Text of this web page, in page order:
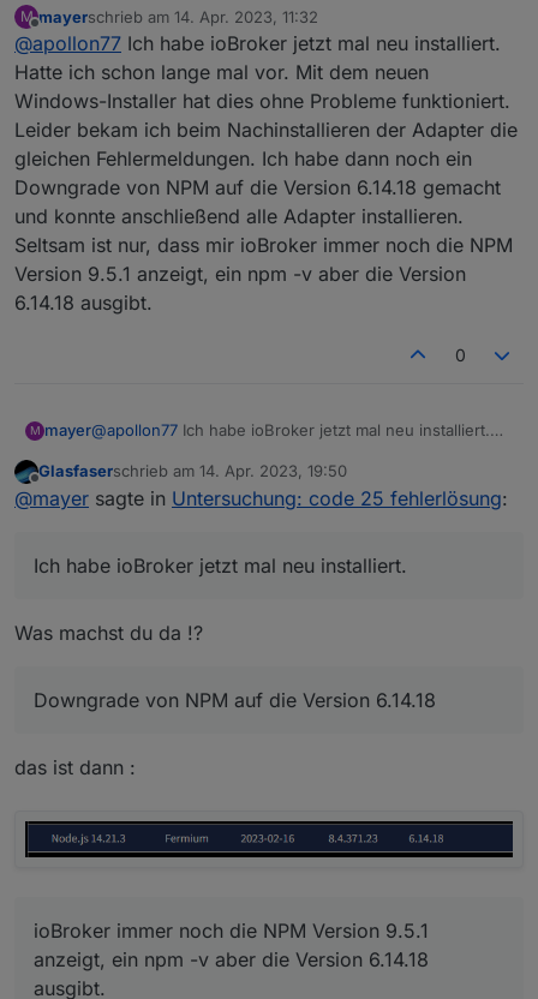
M
Offline
mayerschrieb am 14. Apr. 2023, 11:32
zuletzt editiert von
@apollon77 Ich habe ioBroker jetzt mal neu installiert.
Hatte ich schon lange mal vor. Mit dem neuen
Windows-Installer hat dies ohne Probleme funktioniert.
Leider bekam ich beim Nachinstallieren der Adapter die
gleichen Fehlermeldungen. Ich habe dann noch ein
Downgrade von NPM auf die Version 6.14.18 gemacht
und konnte anschließend alle Adapter installieren.
Seltsam ist nur, dass mir ioBroker immer noch die NPM
Version 9.5.1 anzeigt, ein npm -v aber die Version
6.14.18 ausgibt.
0
M mayer@apollon77 Ich habe ioBroker jetzt mal neu installiert.
Windows-Installer hat dies ohne Probleme funktioniert.
Leider bekam ich beim Nachinstallieren der Adapter die
und konnte anschließend alle Adapter installieren.
6.14.18 ausgibt.
Glasfaserschrieb am 14. Apr. 2023, 19:50
zuletzt editiert von
@mayer sagte in Untersuchung: code 25 fehlerlösung:
Ich habe ioBroker jetzt mal neu installiert.
Was machst du da !?
Downgrade von NPM auf die Version 6.14.18
das ist dann :
ioBroker immer noch die NPM Version 9.5.1
anzeigt, ein npm -v aber die Version 6.14.18
ausgibt.